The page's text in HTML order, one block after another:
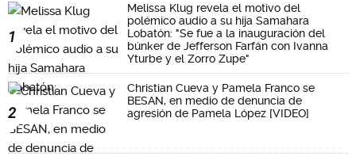
1
Melissa Klug revela el motivo del
polémico audio a su hija Samahara
Lobatón: "Se fue a la inauguración del
búnker de Jefferson Farfán con Ivanna
Yturbe y el Zorro Zupe"
2
Christian Cueva y Pamela Franco se
BESAN, en medio de denuncia de
agresión de Pamela López [VIDEO]